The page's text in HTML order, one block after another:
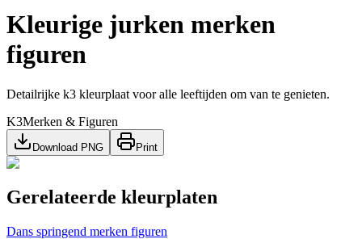
Kleurige jurken merken
figuren
Detailrijke k3 kleurplaat voor alle leeftijden om van te genieten.
K3Merken & Figuren
Download PNG Print
Gerelateerde kleurplaten
Dans springend merken figuren